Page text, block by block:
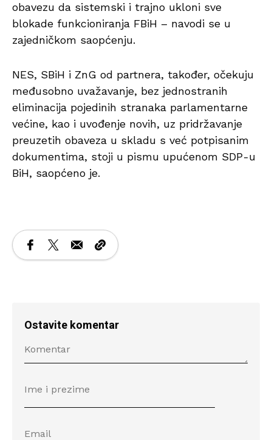
obavezu da sistemski i trajno ukloni sve
blokade funkcioniranja FBiH – navodi se u
zajedničkom saopćenju.
NES, SBiH i ZnG od partnera, također, očekuju
međusobno uvažavanje, bez jednostranih
eliminacija pojedinih stranaka parlamentarne
većine, kao i uvođenje novih, uz pridržavanje
preuzetih obaveza u skladu s već potpisanim
dokumentima, stoji u pismu upućenom SDP-u
BiH, saopćeno je.
Ostavite komentar